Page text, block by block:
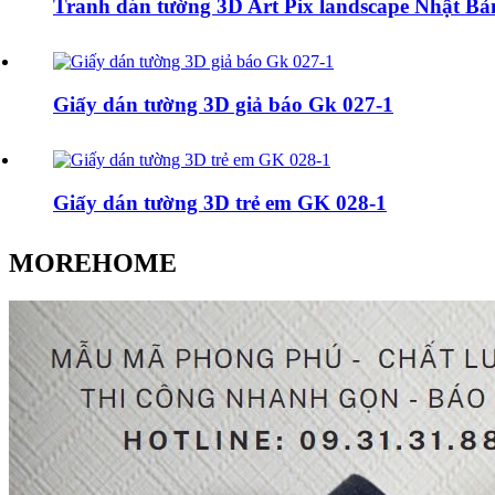
Tranh dán tường 3D Art Pix landscape Nhật
Giấy dán tường 3D giả báo Gk 027-1
Giấy dán tường 3D trẻ em GK 028-1
MOREHOME